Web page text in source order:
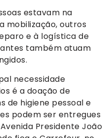
estavam na
mobilização, outros
e à logística de
também atuam
necessidade
é a doação de
de higiene pessoal e
podem ser entregues
Presidente João